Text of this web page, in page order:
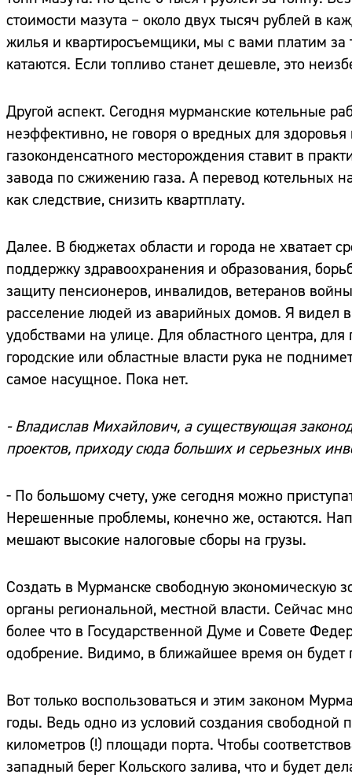
стоимости мазута – около двух тысяч рублей в
жилья и квартиросъемщики, мы с вами платим за
катаются. Если топливо станет дешевле, это
Другой аспект. Сегодня мурманские котельные
неэффективно, не говоря о вредных для
газоконденсатного месторождения ставит в
завода по сжижению газа. А перевод котельных
как следствие, снизить квартплату.
Далее. В бюджетах области и города не хватает
поддержку здравоохранения и образования,
защиту пенсионеров, инвалидов, ветеранов
расселение людей из аварийных домов. Я видел
удобствами на улице. Для областного центра,
городские или областные власти рука не
самое насущное. Пока нет.
- Владислав Михайлович, а существующая
проектов, приходу сюда больших и серьезных
- По большому счету, уже сегодня можно
Нерешенные проблемы, конечно же, остаются.
мешают высокие налоговые сборы на грузы.
Создать в Мурманске свободную экономическую
органы региональной, местной власти. Сейчас
более что в Государственной Думе и Совете
одобрение. Видимо, в ближайшее время он будет
Вот только воспользоваться и этим законом
годы. Ведь одно из условий создания
километров (!) площади порта. Чтобы
западный берег Кольского залива, что и будет